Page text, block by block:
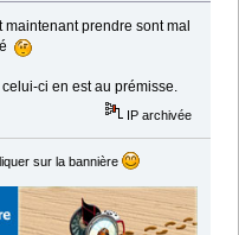
prendre sont mal
ci en est au prémisse.
IP archivée
sur la bannière